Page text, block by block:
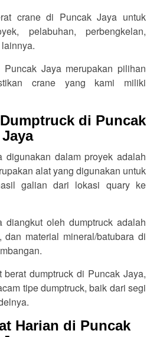
crane di Puncak Jaya untuk
pelabuhan, perbengkelan,
Jaya merupakan pilihan
crane yang kami miliki
di Puncak
Jaya
dalam proyek adalah
alat yang digunakan untuk
galian dari lokasi quary ke
diangkut oleh dumptruck adalah
dan material mineral/batubara di
dumptruck di Puncak Jaya,
tipe dumptruck, baik dari segi
Harian di Puncak